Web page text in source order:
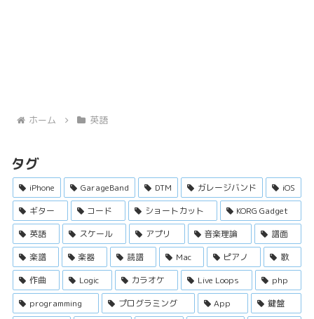
ホーム 英語
タグ
iPhone GarageBand DTM ガレージバンド
iOS
ギター
コード ショートカット
KORG Gadget
英語
スケール アプリ 音楽理論
譜面
楽譜
楽器 読譜 Mac ピアノ
歌
作曲
Logic カラオケ Live Loops
php
programming
プログラミング App
鍵盤